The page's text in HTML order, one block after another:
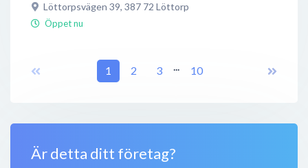
Är detta ditt företag?
Löttorpsvägen 39, 387 72 Löttorp
Öppet nu
921 31Lycksele
Öppet nu
1 2 3 ... 10